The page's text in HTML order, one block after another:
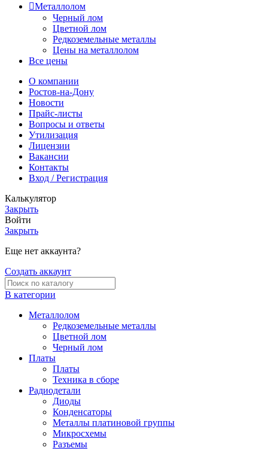
Металлолом
Черный лом
Цветной лом
Редкоземельные металлы
Цены на металлолом
Все цены
О компании
Ростов-на-Дону
Новости
Прайс-листы
Вопросы и ответы
Утилизация
Лицензии
Вакансии
Контакты
Вход / Регистрация
Калькулятор
Закрыть
Войти
Закрыть
Еще нет аккаунта?
Создать аккаунт
В категории
Металлолом
Редкоземельные металлы
Цветной лом
Черный лом
Платы
Платы
Техника в сборе
Радиодетали
Диоды
Конденсаторы
Металлы платиновой группы
Микросхемы
Разъемы